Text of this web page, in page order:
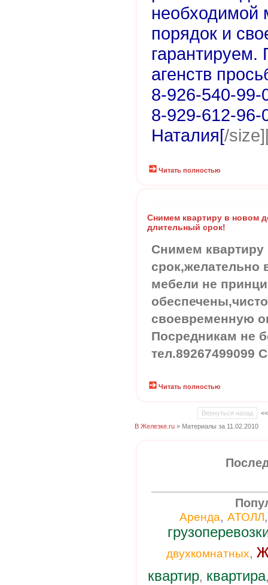
необходимой
порядок и
гарантируем.
агенств
8-926-540-99-
8-929-612-96-
Наталия[/
Читать полностью
Снимем квартиру в новом
длительный срок!
Снимем
срок,желательно
мебели не
своевременную
Посредникам не
тел.89267499099
Читать полностью
Вернуться назад
В Железке.ru » Материалы за 11.02.2010
Аренда, АТОЛЛ
двухкомнатных,
квартир, квартира